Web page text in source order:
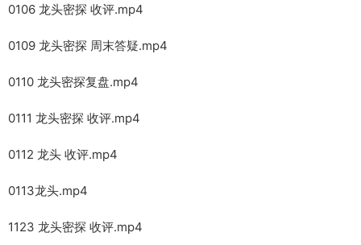
0106 龙头密探 收评.mp4
0109 龙头密探 周末答疑.mp4
0110 龙头密探复盘.mp4
0111 龙头密探 收评.mp4
0112 龙头 收评.mp4
0113龙头.mp4
1123 龙头密探 收评.mp4